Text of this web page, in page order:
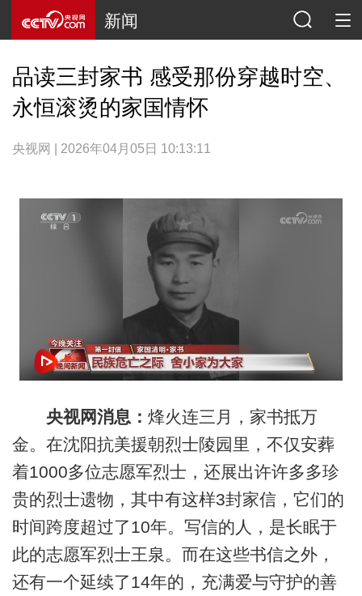
新闻
品读三封家书 感受那份穿越时空、
永恒滚烫的家国情怀
央视网 | 2026年04月05日 10:13:11
央视网消息： 烽火连三月，家书抵万
金。在沈阳抗美援朝烈士陵园里，不仅安葬
着1000多位志愿军烈士，还展出许许多多珍
贵的烈士遗物，其中有这样3封家信，它们的
时间跨度超过了10年。写信的人，是长眠于
此的志愿军烈士王泉。而在这些书信之外，
还有一个延续了14年的，充满爱与守护的善